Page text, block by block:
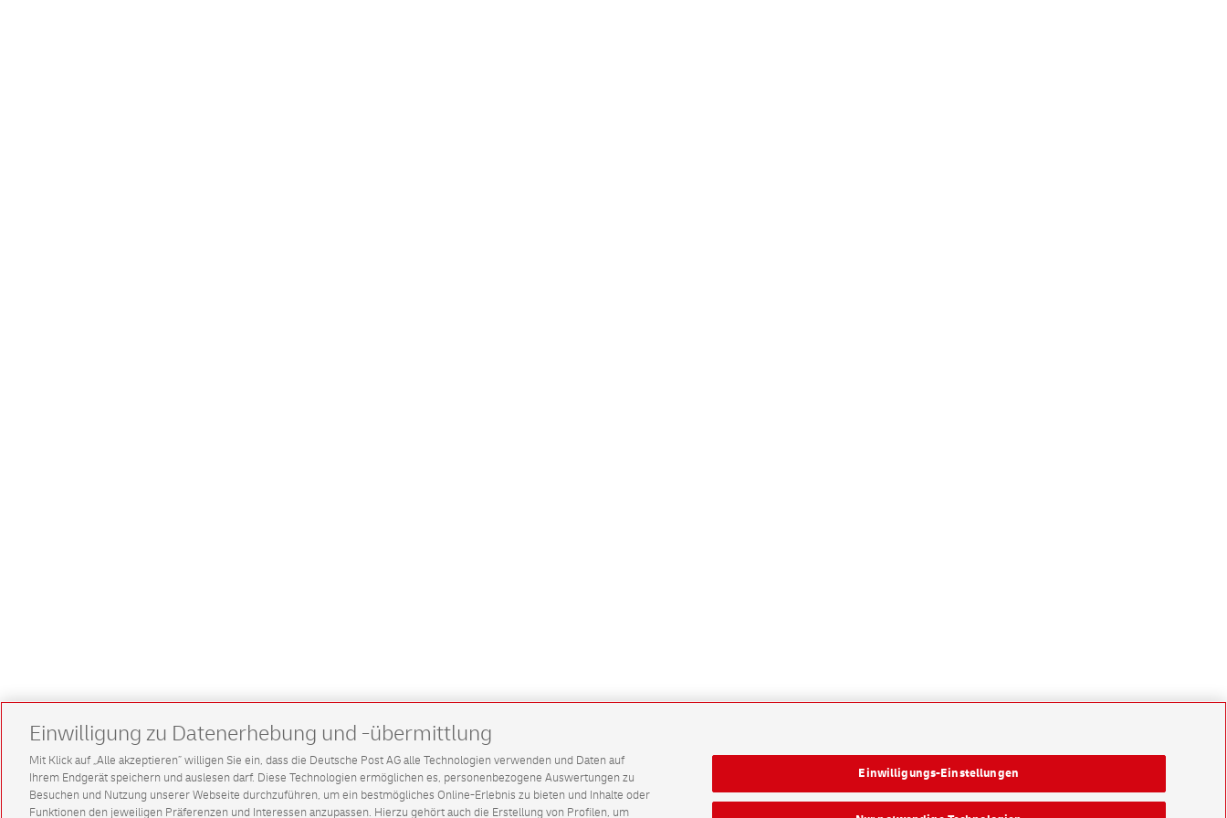
Einwilligung zu Datenerhebung und -übermittlung
Mit Klick auf „Alle akzeptieren” willigen Sie ein, dass die Deutsche Post AG alle Technologien verwenden und Daten auf
Ihrem Endgerät speichern und auslesen darf. Diese Technologien ermöglichen es, personenbezogene Auswertungen zu
Besuchen und Nutzung unserer Webseite durchzuführen, um ein bestmögliches Online-Erlebnis zu bieten und Inhalte oder
Funktionen den jeweiligen Präferenzen und Interessen anzupassen. Hierzu gehört auch die Erstellung von Profilen, um
Einwilligungs-Einstellungen